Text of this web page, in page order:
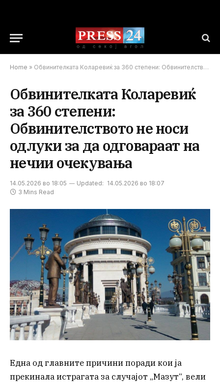
Home » Обвинителката Коларевиќ за 360 степени: Обвинителството не носи одлуки за да одговараат на нечии очекувања
Обвинителката Коларевиќ
за 360 степени:
Обвинителството не носи
одлуки за да одговараат на
нечии очекувања
14.05.2026 во 18:05 Updated: 14.05.2026 во 18:07
3 Mins Read
Една од главните причини поради кои ја
прекинала истрагата за случајот „Мазут“, вели